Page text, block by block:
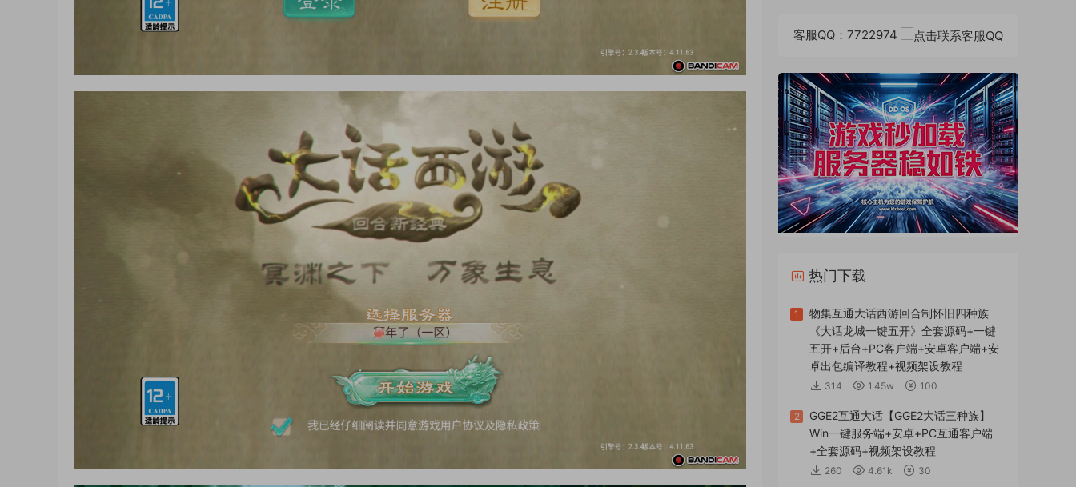
客服QQ：7722974
热门下载
1
物集互通大话西游回合制怀旧四种族
《大话龙城一键五开》全套源码+一键
五开+后台+PC客户端+安卓客户端+安
卓出包编译教程+视频架设教程
314 1.45w 100
2
GGE2互通大话【GGE2大话三种族】
Win一键服务端+安卓+PC互通客户端
+全套源码+视频架设教程
260 4.61k 30